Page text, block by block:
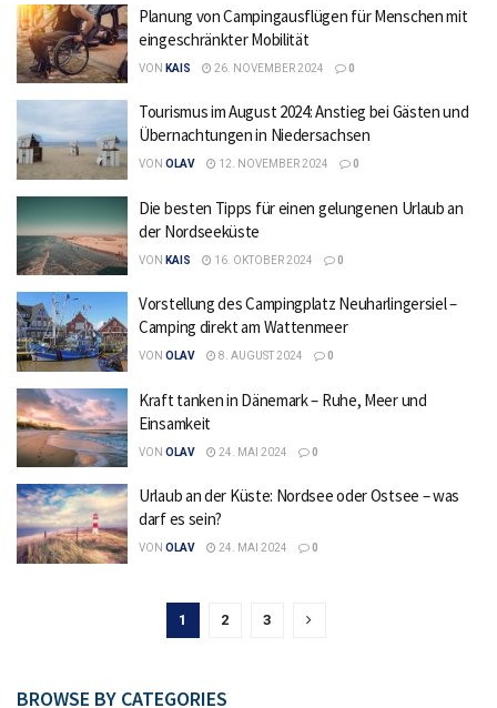
Planung von Campingausflügen für Menschen mit
eingeschränkter Mobilität
VON KAIS 26. NOVEMBER 2024 0
Tourismus im August 2024: Anstieg bei Gästen und
Übernachtungen in Niedersachsen
VON OLAV 12. NOVEMBER 2024 0
Die besten Tipps für einen gelungenen Urlaub an
der Nordseeküste
VON KAIS 16. OKTOBER 2024 0
Vorstellung des Campingplatz Neuharlingersiel –
Camping direkt am Wattenmeer
VON OLAV 8. AUGUST 2024 0
Kraft tanken in Dänemark – Ruhe, Meer und
Einsamkeit
VON OLAV 24. MAI 2024 0
Urlaub an der Küste: Nordsee oder Ostsee – was
darf es sein?
VON OLAV 24. MAI 2024 0
1 2 3
BROWSE BY CATEGORIES